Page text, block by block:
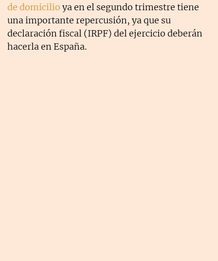
de domicilio ya en el segundo trimestre tiene
una importante repercusión, ya que su
declaración fiscal (IRPF) del ejercicio deberán
hacerla en España.